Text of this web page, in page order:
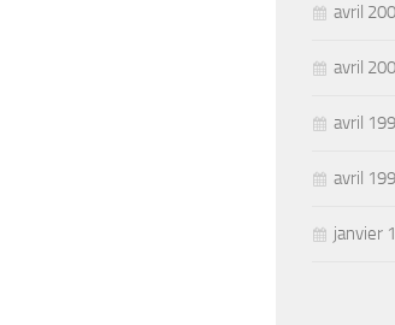
avril
avril
avril
avril
janvier